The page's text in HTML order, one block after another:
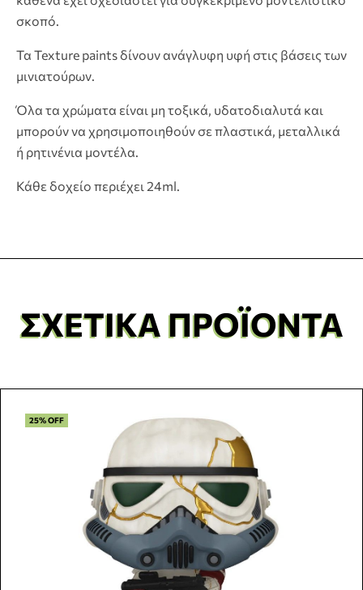
σκοπό.
Τα Texture paints δίνουν ανάγλυφη υφή στις βάσεις των
μινιατούρων.
Όλα τα χρώματα είναι μη τοξικά, υδατοδιαλυτά και
μπορούν να χρησιμοποιηθούν σε πλαστικά, μεταλλικά
ή ρητινένια μοντέλα.
Κάθε δοχείο περιέχει 24ml.
ΣΧΕΤΙΚΆ ΠΡΟΪΌΝΤΑ
25% OFF